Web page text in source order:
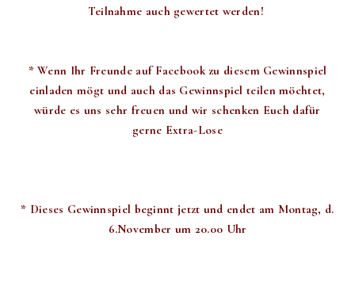
Teilnahme auch gewertet werden!
* Wenn Ihr Freunde auf Facebook zu diesem Gewinnspiel
einladen mögt und auch das Gewinnspiel teilen möchtet,
würde es uns sehr freuen und wir schenken Euch dafür
gerne Extra-Lose
* Dieses Gewinnspiel beginnt jetzt und endet am Montag, d.
6.November um 20.00 Uhr